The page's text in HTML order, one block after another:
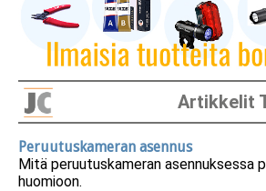
Artikkelit
Peruutuskameran asennus
Mitä peruutuskameran asennuksessa
huomioon.